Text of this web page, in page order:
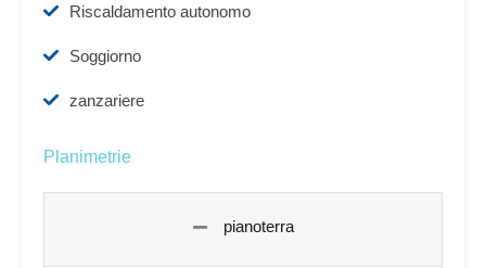
Riscaldamento autonomo
Soggiorno
zanzariere
Planimetrie
pianoterra